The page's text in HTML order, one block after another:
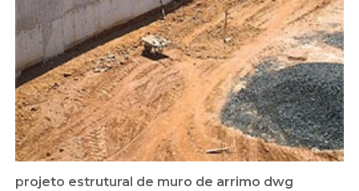
projeto estrutural de muro de arrimo dwg